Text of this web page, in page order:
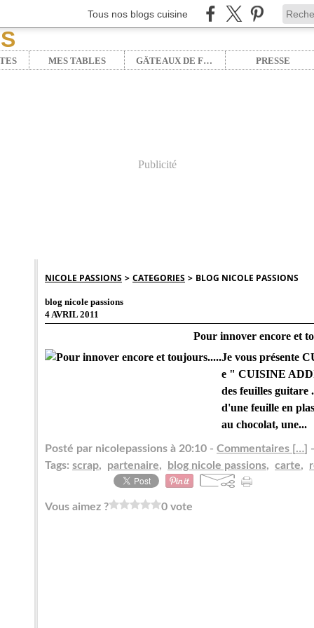
Tous nos blogs cuisine
MES TABLES GÂTEAUX DE FÊTE PRESSE
Publicité
NICOLE PASSIONS > CATEGORIES > BLOG NICOLE PASSIONS
blog nicole passions
4 AVRIL 2011
Pour innover encore et
Je vous présente
e " CUISINE
des feuilles guitare
d'une feuille en
au chocolat, une...
Posté par nicolepassions à 20:10 - Commentaires […]
Tags: scrap, partenaire, blog nicole passions, carte,
Vous aimez ? 0 vote